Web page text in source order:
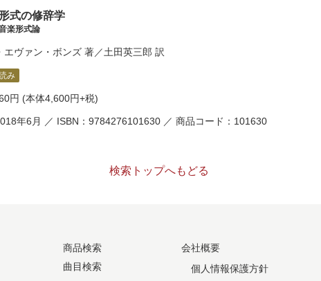
式の修辞学
楽形式論
エヴァン・ボンズ 著／土田英三郎 訳
み
円 (本体4,600円+税)
年6月 ／ ISBN：9784276101630 ／ 商品コード：101630
検索トップへもどる
商品検索
曲目検索
会社概要
個人情報保護方針